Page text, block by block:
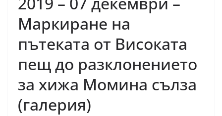
Маркиране на
пътеката от Високата
пещ до разклонението
за хижа Момина сълза
(галерия)